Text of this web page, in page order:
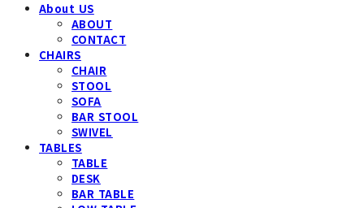
About US
ABOUT
CONTACT
CHAIRS
CHAIR
STOOL
SOFA
BAR STOOL
SWIVEL
TABLES
TABLE
DESK
BAR TABLE